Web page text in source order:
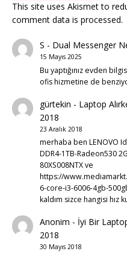
This site uses Akismet to
comment data is processed.
S - Dual Messenger
15 Mayıs 2025
Bu yaptığınız evden
ofis hizmetine de
gürtekin - Laptop
2018
23 Aralık 2018
merhaba ben LENOVO
DDR4-1TB-Radeon530
80XS008NTX ve
https://
6-core-i3-6006-4gb-
kaldım sizce hangisi hız
Anonim - İyi Bir
2018
30 Mayıs 2018